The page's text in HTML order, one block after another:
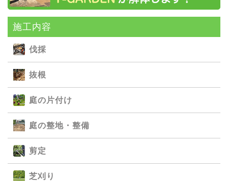
施⼯内容
伐採
抜根
庭の⽚付け
庭の整地・整備
剪定
芝刈り